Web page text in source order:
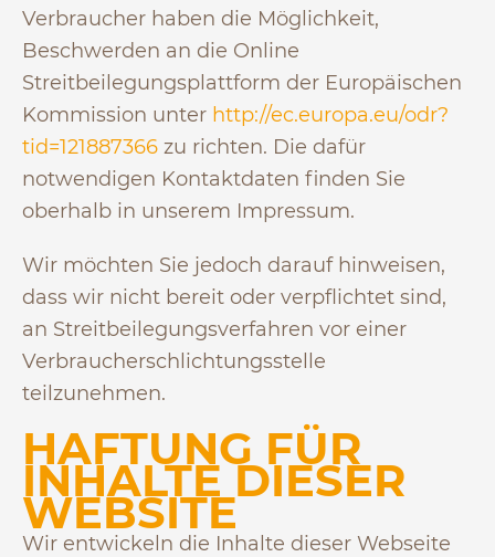
Verbraucher haben die Möglichkeit,
Beschwerden an die Online
Streitbeilegungsplattform der Europäischen
Kommission unter http://ec.europa.eu/odr?
tid=121887366 zu richten. Die dafür
notwendigen Kontaktdaten finden Sie
oberhalb in unserem Impressum.
Wir möchten Sie jedoch darauf hinweisen,
dass wir nicht bereit oder verpflichtet sind,
an Streitbeilegungsverfahren vor einer
Verbraucherschlichtungsstelle
teilzunehmen.
HAFTUNG FÜR
INHALTE DIESER
WEBSITE
Wir entwickeln die Inhalte dieser Webseite